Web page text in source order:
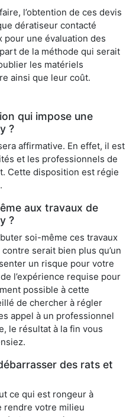
l’obtention de ces devis
dératiseur contacté
une évaluation des
de la méthode qui serait
les matériels
ainsi que leur coût.
qui impose une
?
affirmative. En effet, il est
et les professionnels de
Cette disposition est régie
aux travaux de
?
soi-même ces travaux
serait bien plus qu’un
un risque pour votre
l’expérience requise pour
possible à cette
de chercher à régler
appel à un professionnel
le résultat à la fin vous
des rats et
ce qui est rongeur à
rendre votre milieu